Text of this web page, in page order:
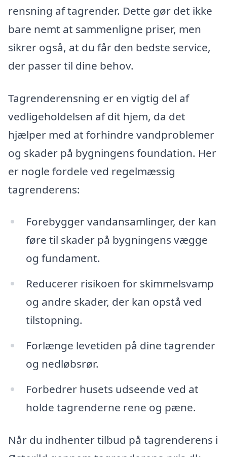
rensning af tagrender. Dette gør det ikke
bare nemt at sammenligne priser, men
sikrer også, at du får den bedste service,
der passer til dine behov.
Tagrenderensning er en vigtig del af
vedligeholdelsen af dit hjem, da det
hjælper med at forhindre vandproblemer
og skader på bygningens foundation. Her
er nogle fordele ved regelmæssig
tagrenderens:
Forebygger vandansamlinger, der kan
føre til skader på bygningens vægge
og fundament.
Reducerer risikoen for skimmelsvamp
og andre skader, der kan opstå ved
tilstopning.
Forlænge levetiden på dine tagrender
og nedløbsrør.
Forbedrer husets udseende ved at
holde tagrenderne rene og pæne.
Når du indhenter tilbud på tagrenderens i